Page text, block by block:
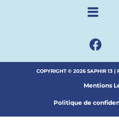
COPYRIGHT © 2026 SAPHIR 13 |
Mentions
Politique de